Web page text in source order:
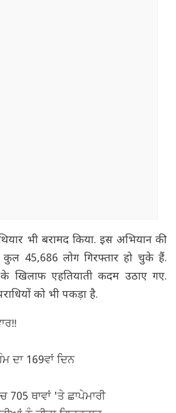
भी बरामद किया. इस अभियान की
45,686 लोग गिरफ्तार हो चुके हैं.
खिलाफ एहतियाती कदम उठाए गए.
को भी पकड़ा है.
ਦਾ 169ਵਾਂ ਦਿਨ
705 ਥਾਵਾਂ 'ਤੇ ਛਾਪੇਮਾਰੀ